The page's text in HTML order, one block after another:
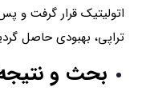
اتولیتیک قرار گرفت و
تراپی، بهبودی حاصل
بحث و